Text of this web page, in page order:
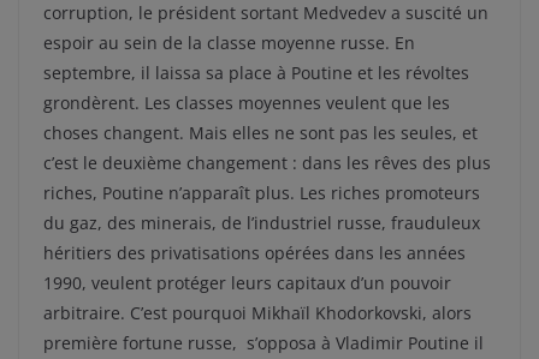
corruption, le président sortant Medvedev a suscité un
espoir au sein de la classe moyenne russe. En
septembre, il laissa sa place à Poutine et les révoltes
grondèrent. Les classes moyennes veulent que les
choses changent. Mais elles ne sont pas les seules, et
c’est le deuxième changement : dans les rêves des plus
riches, Poutine n’apparaît plus. Les riches promoteurs
du gaz, des minerais, de l’industriel russe, frauduleux
héritiers des privatisations opérées dans les années
1990, veulent protéger leurs capitaux d’un pouvoir
arbitraire. C’est pourquoi Mikhaïl Khodorkovski, alors
première fortune russe, s’opposa à Vladimir Poutine il